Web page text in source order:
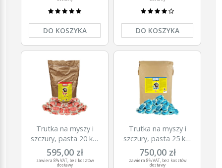
DO KOSZYKA DO KOSZYKA
Trutka na myszy i
szczury, pasta 20 kg,
Ratimor,
bromadiolon
595,00 zł
zawiera 8% VAT, bez kosztów
dostawy
Trutka na myszy i
szczury, pasta 25 kg,
Ratimor, brodifakum
750,00 zł
zawiera 8% VAT, bez kosztów
dostawy